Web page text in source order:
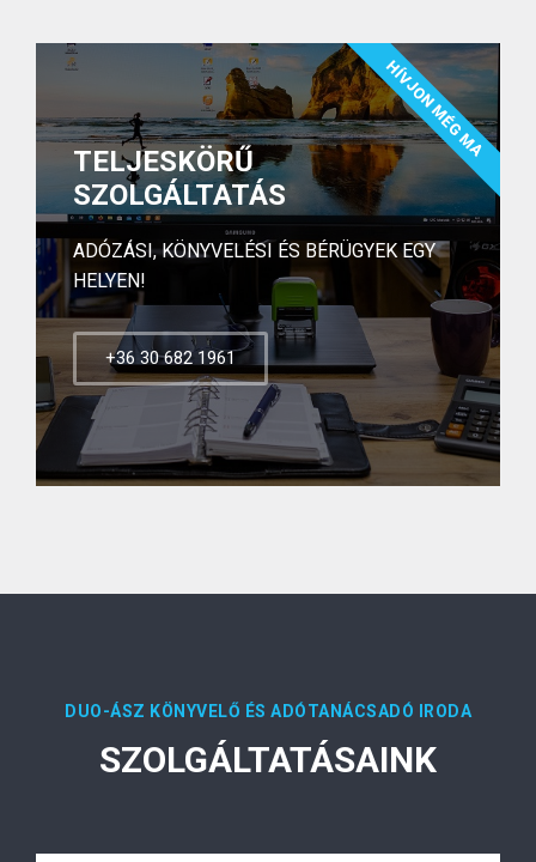
TELJESKÖRŰ
SZOLGÁLTATÁS
ADÓZÁSI, KÖNYVELÉSI ÉS BÉRÜGYEK EGY
HELYEN!
+36 30 682 1961
HÍVJON MÉG MA
DUO-ÁSZ KÖNYVELŐ ÉS ADÓTANÁCSADÓ IRODA
SZOLGÁLTATÁSAINK